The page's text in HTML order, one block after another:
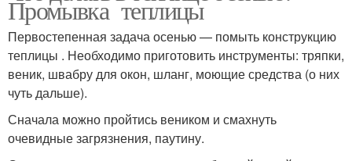
Промывка теплицы
Первостепенная задача осенью — помыть конструкцию
теплицы . Необходимо приготовить инструменты: тряпки,
веник, швабру для окон, шланг, моющие средства (о них
чуть дальше).
Сначала можно пройтись веником и смахнуть
очевидные загрязнения, паутину.